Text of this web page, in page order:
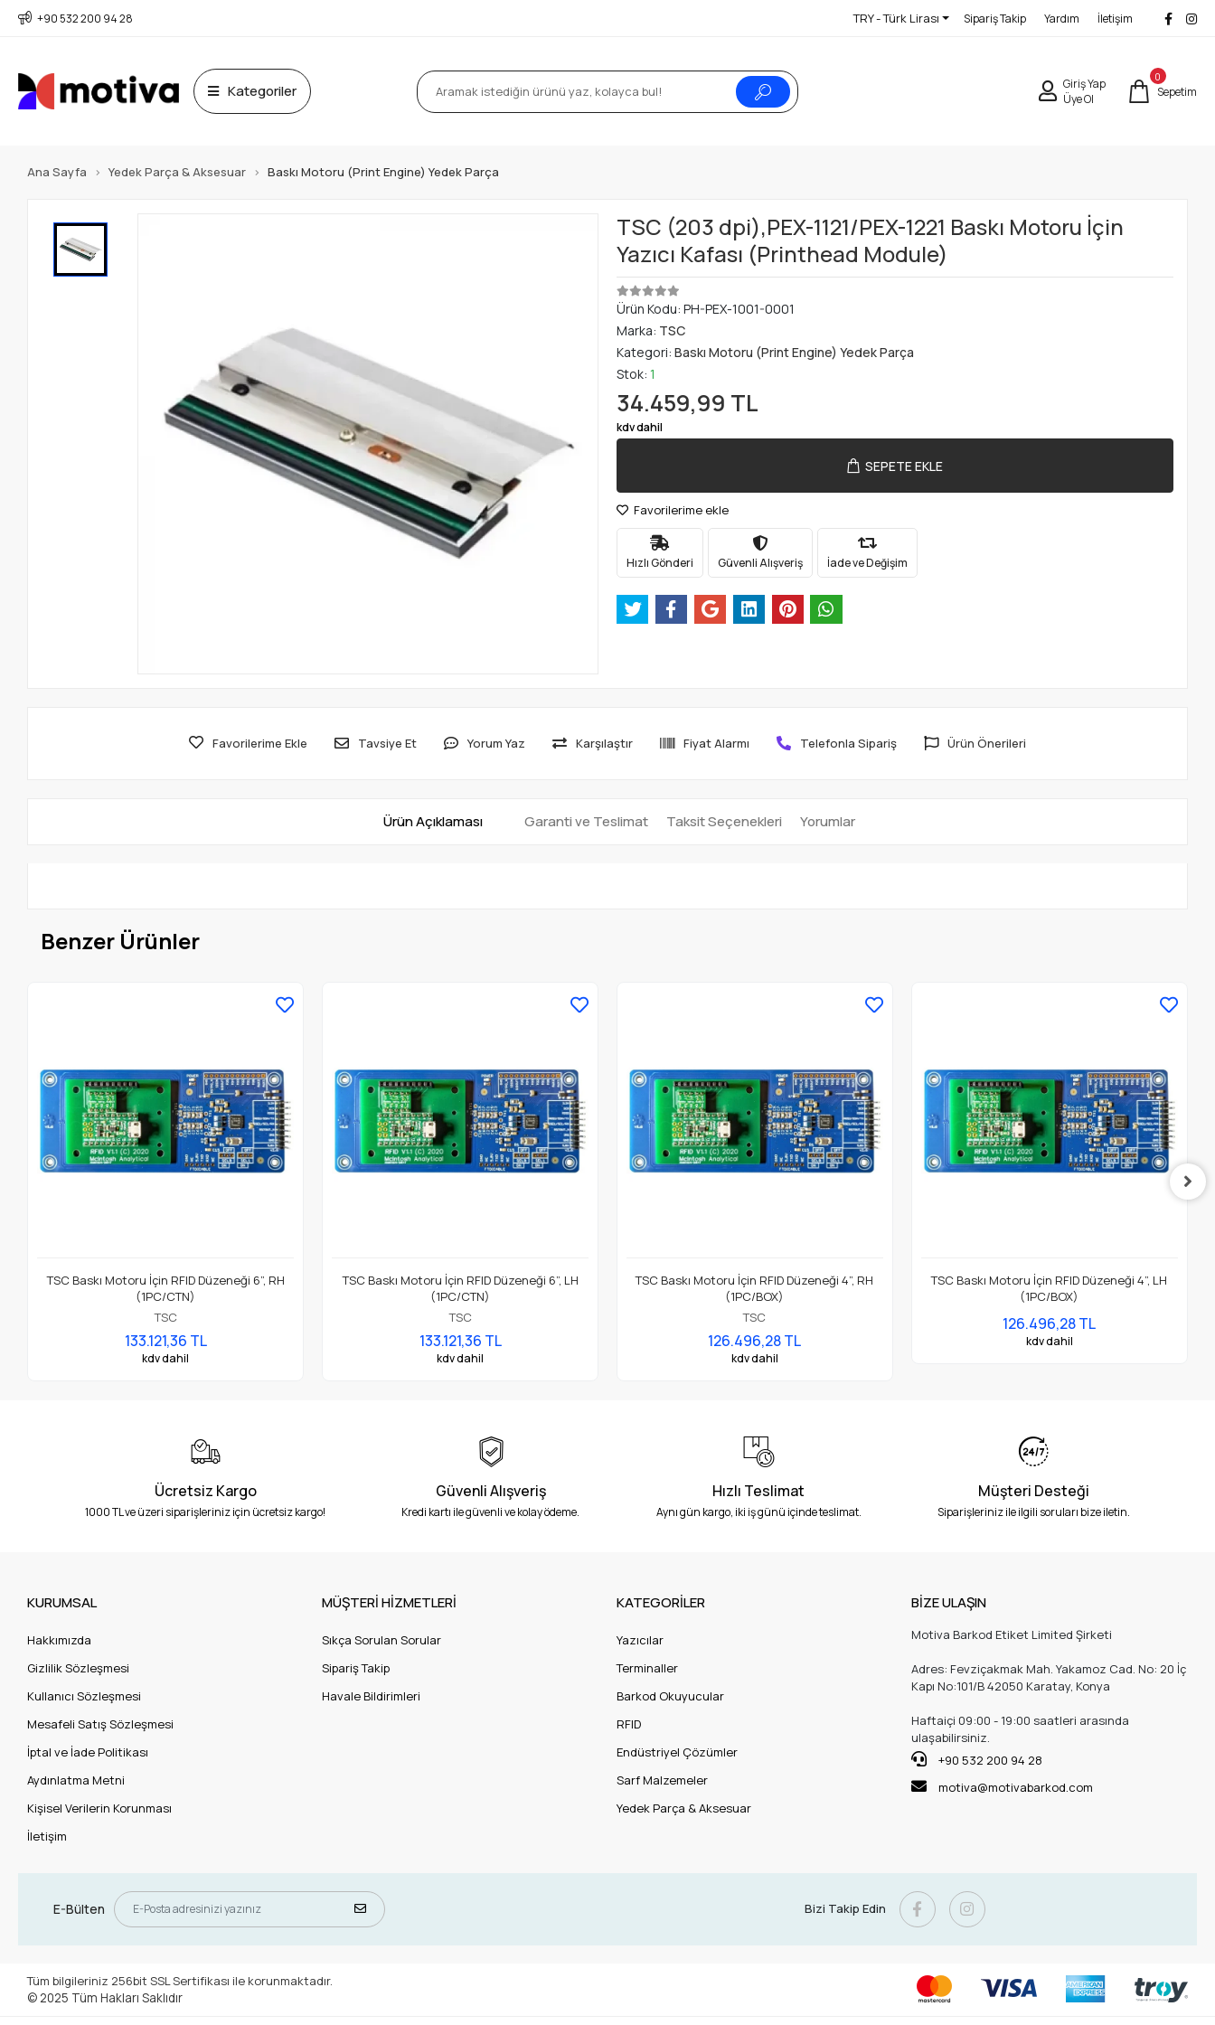
+90 532 200 94 28 TRY - Türk Lirası Sipariş Takip Yardım İletişim
Kategoriler
Giriş Yap
Üye Ol
0
Sepetim
Ana Sayfa Yedek Parça & Aksesuar Baskı Motoru (Print Engine) Yedek Parça
TSC (203 dpi),PEX-1121/PEX-1221 Baskı Motoru İçin
Yazıcı Kafası (Printhead Module)
Ürün Kodu: PH-PEX-1001-0001
Marka: TSC
Kategori: Baskı Motoru (Print Engine) Yedek Parça
Stok: 1
34.459,99 TL
kdv dahil
SEPETE EKLE
Favorilerime ekle
Hızlı Gönderi Güvenli Alışveriş İade ve Değişim
Favorilerime Ekle Tavsiye Et Yorum Yaz Karşılaştır Fiyat Alarmı Telefonla Sipariş Ürün Önerileri
Ürün Açıklaması Garanti ve Teslimat Taksit Seçenekleri Yorumlar
Benzer Ürünler
TSC Baskı Motoru İçin RFID Düzeneği 6”, RH
(1PC/CTN)
TSC
133.121,36 TL
kdv dahil
TSC Baskı Motoru İçin RFID Düzeneği 6”, LH
(1PC/CTN)
TSC
133.121,36 TL
kdv dahil
TSC Baskı Motoru İçin RFID Düzeneği 4”, RH
(1PC/BOX)
TSC
126.496,28 TL
kdv dahil
TSC Baskı Motoru İçin RFID Düzeneği 4”, LH
(1PC/BOX)
126.496,28 TL
kdv dahil
Ücretsiz Kargo
1000 TL ve üzeri siparişleriniz için ücretsiz kargo!
Güvenli Alışveriş
Kredi kartı ile güvenli ve kolay ödeme.
Hızlı Teslimat
Aynı gün kargo, iki iş günü içinde teslimat.
Müşteri Desteği
Siparişleriniz ile ilgili soruları bize iletin.
KURUMSAL
Hakkımızda
Gizlilik Sözleşmesi
Kullanıcı Sözleşmesi
Mesafeli Satış Sözleşmesi
İptal ve İade Politikası
Aydınlatma Metni
Kişisel Verilerin Korunması
İletişim
MÜŞTERİ HİZMETLERİ
Sıkça Sorulan Sorular
Sipariş Takip
Havale Bildirimleri
KATEGORİLER
Yazıcılar
Terminaller
Barkod Okuyucular
RFID
Endüstriyel Çözümler
Sarf Malzemeler
Yedek Parça & Aksesuar
BİZE ULAŞIN
Motiva Barkod Etiket Limited Şirketi
Adres: Fevziçakmak Mah. Yakamoz Cad. No: 20 İç
Kapı No:101/B 42050 Karatay, Konya
Haftaiçi 09:00 - 19:00 saatleri arasında
ulaşabilirsiniz.
+90 532 200 94 28
motiva@motivabarkod.com
E-Bülten Bizi Takip Edin
Tüm bilgileriniz 256bit SSL Sertifikası ile korunmaktadır.
© 2025 Tüm Hakları Saklıdır